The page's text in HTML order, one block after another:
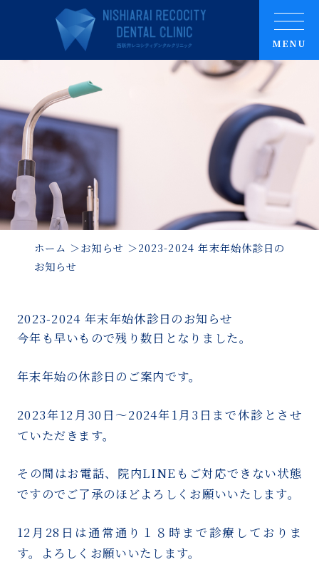
ホーム お知らせ
2023-2024 年末年始休診日の
お知らせ
2023-2024 年末年始休診日のお知らせ
今年も早いもので残り数日となりました。
年末年始の休診日のご案内です。
2023年12月30日〜2024年1月3日まで休診とさせ
ていただきます。
その間はお電話、院内LINEもご対応できない状態
ですのでご了承のほどよろしくお願いいたします。
12月28日は通常通り１８時まで診療しておりま
す。よろしくお願いいたします。
MENU